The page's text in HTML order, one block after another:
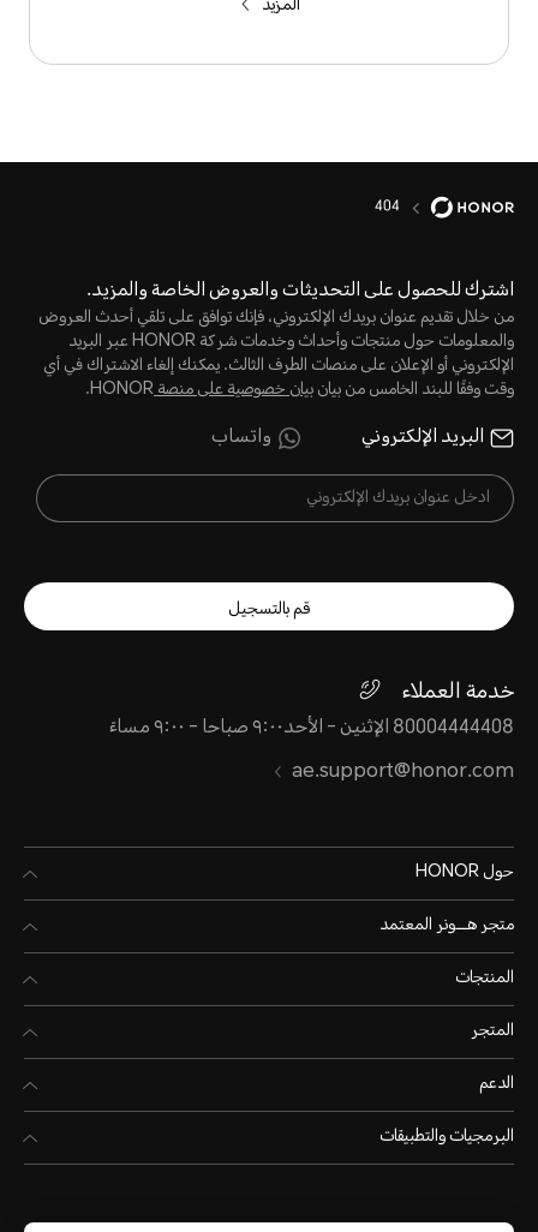
المزيد
404
اشترك للحصول على التحديثات والعروض الخاصة والمزيد.
من خلال تقديم عنوان بريدك الإلكتروني، فإنك توافق على تلقي أحدث العروض
والمعلومات حول منتجات وأحداث وخدمات شركة HONOR عبر البريد
الإلكتروني أو الإعلان على منصات الطرف الثالث. يمكنك إلغاء الاشتراك في أي
وقت وفقًا للبند الخامس من بيانبيان خصوصية على منصةHONOR.
البريد الإلكتروني واتساب
قم بالتسجيل
خدمة العملاء
80004444408 الإثنين - الأحد٩:٠٠ صباحا - ٩:٠٠ مساءً
ae.support@honor.com
حول HONOR
متجر هـــونر المعتمد
المنتجات
المتجر
الدعم
البرمجيات والتطبيقات